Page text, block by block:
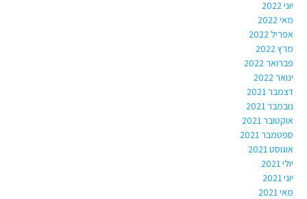
יוני 2022
מאי 2022
אפריל 2022
מרץ 2022
פברואר 2022
ינואר 2022
דצמבר 2021
נובמבר 2021
אוקטובר 2021
ספטמבר 2021
אוגוסט 2021
יולי 2021
יוני 2021
מאי 2021